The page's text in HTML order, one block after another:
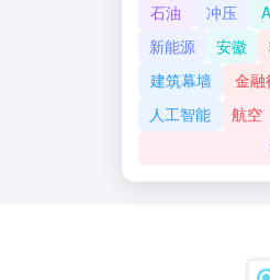
石油 冲压
新能源
安徽
建筑幕墙
金融
人工智能
航空